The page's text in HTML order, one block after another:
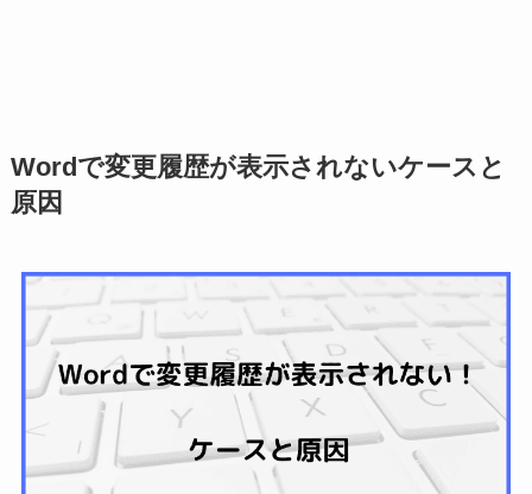
Wordで変更履歴が表示されないケースと
原因